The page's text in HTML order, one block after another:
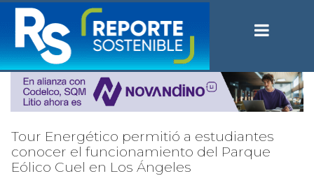
Tour Energético permitió a estudiantes
conocer el funcionamiento del Parque
Eólico Cuel en Los Ángeles